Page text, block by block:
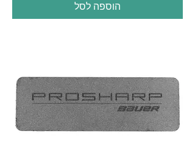
הוספה לסל